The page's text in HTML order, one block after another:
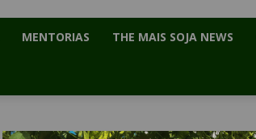
MENTORIAS THE MAIS SOJA NEWS